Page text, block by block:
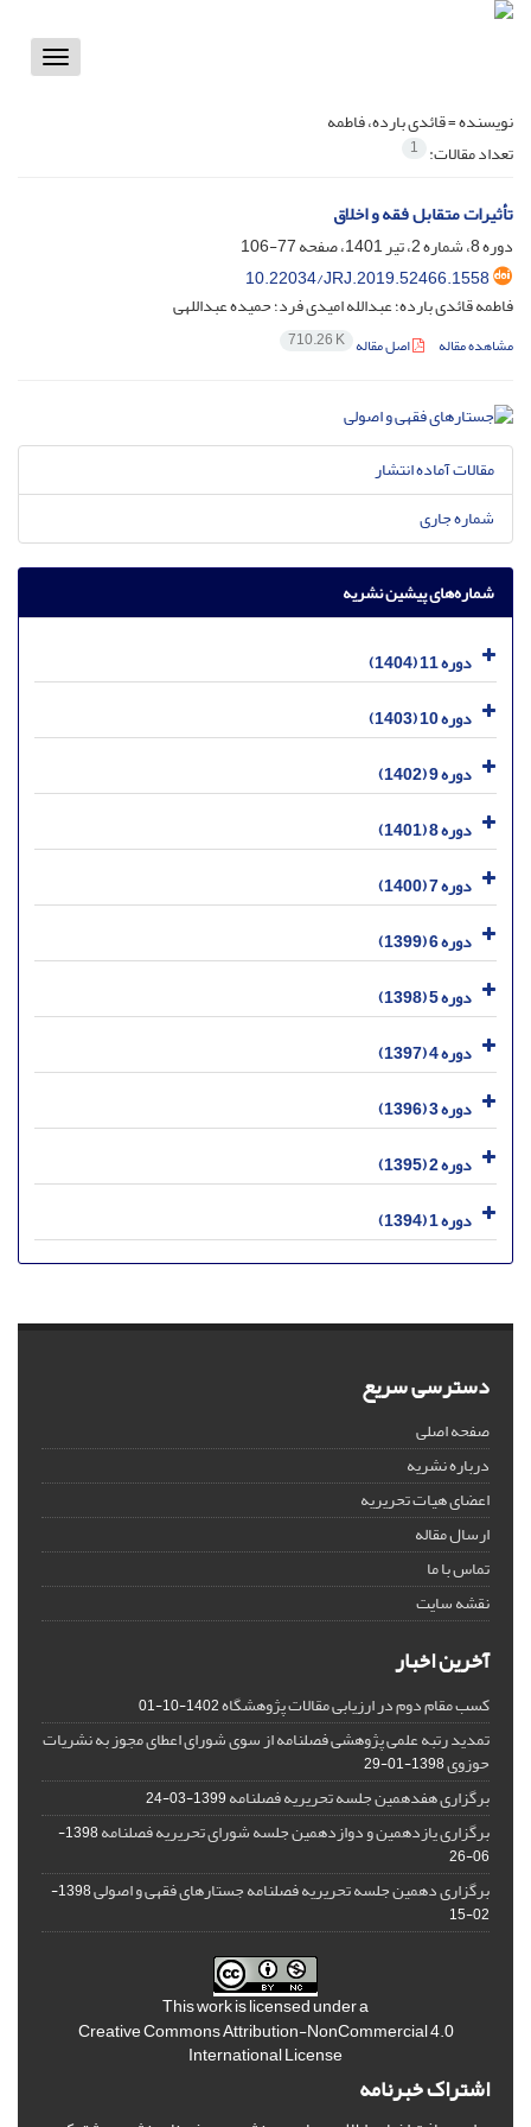
Toggle
نویسنده =قائدی بارده، فاطمه
تعداد مقالات: 1
تأثیرات متقابل فقه و اخلاق
دوره 8، شماره 2، تیر 1401، صفحه
77-106
10.22034/JRJ.2019.52466.1558
فاطمه قائدی بارده؛ عبدالله امیدی فرد؛ حمیده عبداللهی
مشاهده مقاله اصل مقاله 710.26 K
مقالات آماده انتشار
شماره جاری
شماره‌های پیشین نشریه
دوره 11 (1404)
دوره 10 (1403)
دوره 9 (1402)
دوره 8 (1401)
دوره 7 (1400)
دوره 6 (1399)
دوره 5 (1398)
دوره 4 (1397)
دوره 3 (1396)
دوره 2 (1395)
دوره 1 (1394)
دسترسی سریع
صفحه اصلی
درباره نشریه
اعضای هیات تحریریه
ارسال مقاله
تماس با ما
نقشه سایت
آخرین اخبار
کسب مقام دوم در ارزیابی مقالات پژوهشگاه1402-10-01
تمدید رتبه علمی پژوهشی فصلنامه از سوی شورای اعطای مجوز به نشریات
حوزوی1398-01-29
برگزاری هفدهمین جلسه تحریریه فصلنامه1399-03-24
برگزاری یازدهمین و دوازدهمین جلسه شورای تحریریه فصلنامه
1398-
06-26
برگزاری دهمین جلسه تحریریه فصلنامه جستارهای فقهی و اصولی
1398-
02-15
This work is licensed under a
Creative Commons Attribution-NonCommercial 4.0
International License
اشتراک خبرنامه